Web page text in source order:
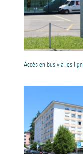
Accès en bus via les